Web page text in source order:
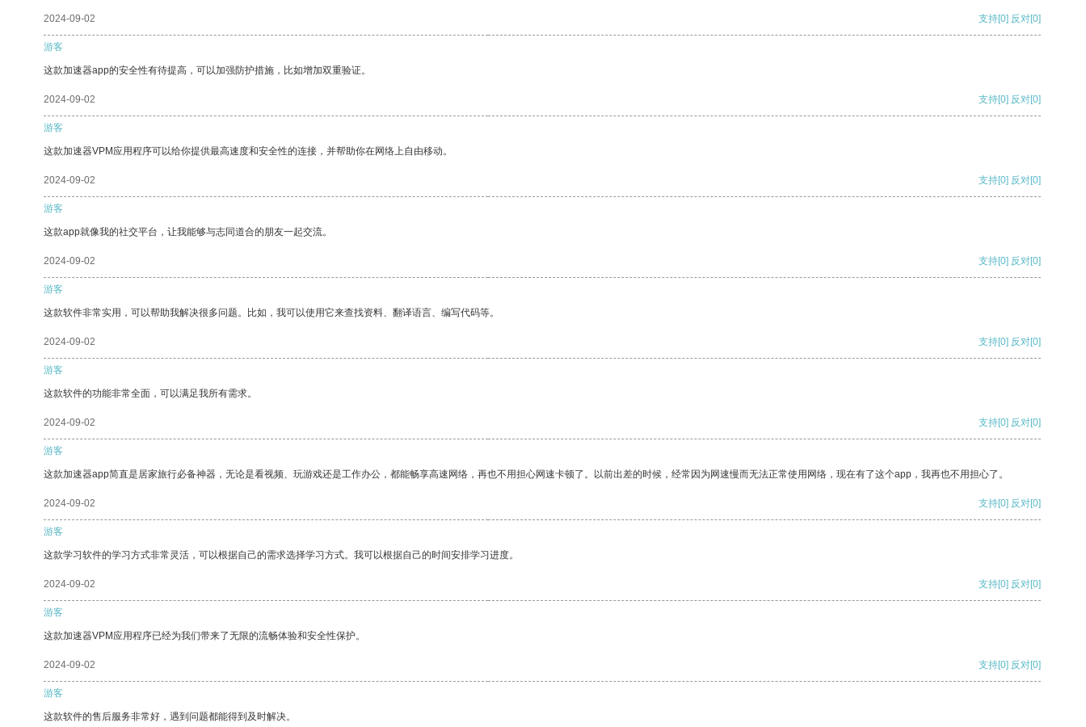
2024-09-02 支持[0] 反对[0]
游客
这款加速器app的安全性有待提高，可以加强防护措施，比如增加双重验证。
2024-09-02 支持[0] 反对[0]
游客
这款加速器VPM应用程序可以给你提供最高速度和安全性的连接，并帮助你在网络上自由移动。
2024-09-02 支持[0] 反对[0]
游客
这款app就像我的社交平台，让我能够与志同道合的朋友一起交流。
2024-09-02 支持[0] 反对[0]
游客
这款软件非常实用，可以帮助我解决很多问题。比如，我可以使用它来查找资料、翻译语言、编写代码等。
2024-09-02 支持[0] 反对[0]
游客
这款软件的功能非常全面，可以满足我所有需求。
2024-09-02 支持[0] 反对[0]
游客
这款加速器app简直是居家旅行必备神器，无论是看视频、玩游戏还是工作办公，都能畅享高速网络，再也不用担心网速卡顿了。以前出差的时候，经常因为网速慢而无法正常使用网络，现在有了这个app，我再也不用担心了。
2024-09-02 支持[0] 反对[0]
游客
这款学习软件的学习方式非常灵活，可以根据自己的需求选择学习方式。我可以根据自己的时间安排学习进度。
2024-09-02 支持[0] 反对[0]
游客
这款加速器VPM应用程序已经为我们带来了无限的流畅体验和安全性保护。
2024-09-02 支持[0] 反对[0]
游客
这款软件的售后服务非常好，遇到问题都能得到及时解决。